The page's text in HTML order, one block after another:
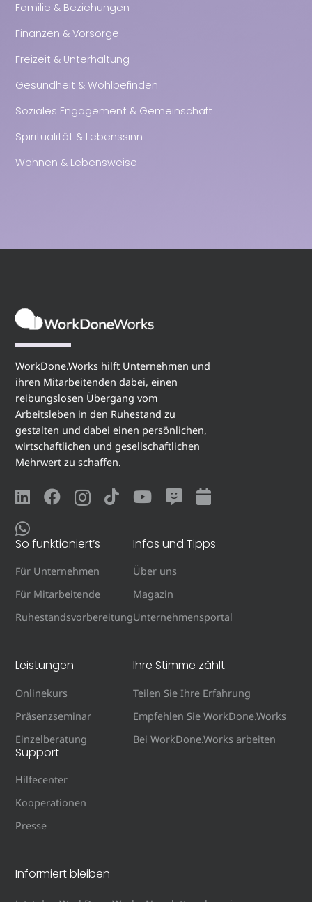
Familie & Beziehungen
Finanzen & Vorsorge
Freizeit & Unterhaltung
Gesundheit & Wohlbefinden
Soziales Engagement & Gemeinschaft
Spiritualität & Lebenssinn
Wohnen & Lebensweise
WorkDone.Works hilft Unternehmen und
ihren Mitarbeitenden dabei, einen
reibungslosen Übergang vom
Arbeitsleben in den Ruhestand zu
gestalten und dabei einen persönlichen,
wirtschaftlichen und gesellschaftlichen
Mehrwert zu schaffen.
So funktioniert’s
Für Unternehmen
Für Mitarbeitende
Ruhestandsvorbereitung
Leistungen
Onlinekurs
Präsenzseminar
Einzelberatung
Infos und Tipps
Über uns
Magazin
Unternehmensportal
Ihre Stimme zählt
Teilen Sie Ihre Erfahrung
Empfehlen Sie WorkDone.Works
Bei WorkDone.Works arbeiten
Support
Hilfecenter
Kooperationen
Presse
Informiert bleiben